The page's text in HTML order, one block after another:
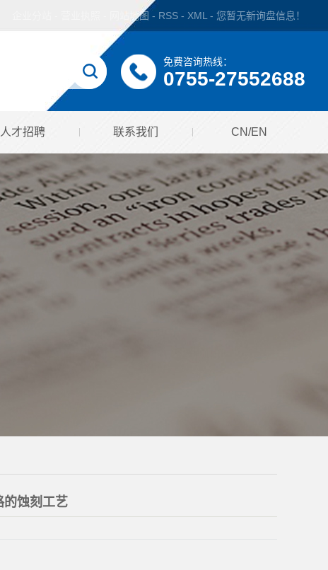
网站地图 - RSS - XML - 您暂无新询盘信息！
免费咨询热线：
0755-27552688
人才招聘
招聘分类
相关下载
联系我们 CN/EN
English
中文
的蚀刻工艺